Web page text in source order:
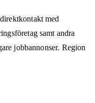
med
samt andra
jobbannonser. Region